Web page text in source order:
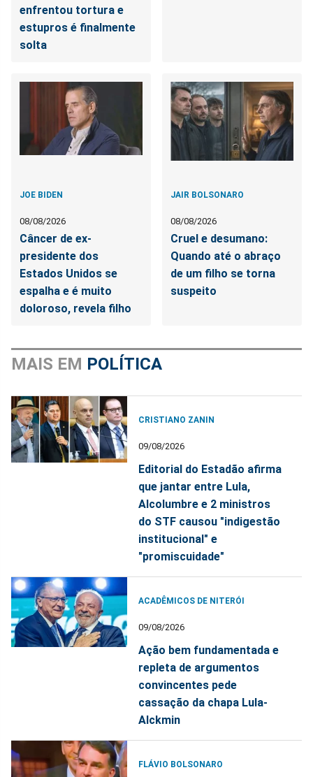
enfrentou tortura e
estupros é finalmente
solta
JOE BIDEN
08/08/2026
Câncer de ex-
presidente dos
Estados Unidos se
espalha e é muito
doloroso, revela filho
JAIR BOLSONARO
08/08/2026
Cruel e desumano:
Quando até o abraço
de um filho se torna
suspeito
MAIS EM POLÍTICA
CRISTIANO ZANIN
09/08/2026
Editorial do Estadão afirma
que jantar entre Lula,
Alcolumbre e 2 ministros
do STF causou "indigestão
institucional" e
"promiscuidade"
ACADÊMICOS DE NITERÓI
09/08/2026
Ação bem fundamentada e
repleta de argumentos
convincentes pede
cassação da chapa Lula-
Alckmin
FLÁVIO BOLSONARO